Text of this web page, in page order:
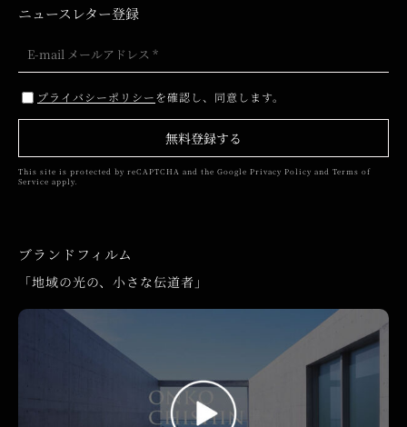
ニュースレター登録
プライバシーポリシーを確認し、同意します。
無料登録する
This site is protected by reCAPTCHA and the Google Privacy Policy and Terms of
Service apply.
ブランドフィルム
「地域の光の、小さな伝道者」